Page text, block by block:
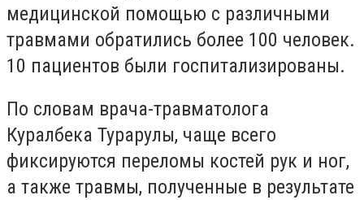
медицинской помощью с различными
травмами обратились более 100 человек.
10 пациентов были госпитализированы.
По словам врача-травматолога
Куралбека Турарулы, чаще всего
фиксируются переломы костей рук и ног,
а также травмы, полученные в результате